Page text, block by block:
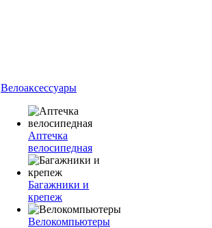
Велоаксессуары
Аптечка
велосипедная
Багажники и
крепеж
Велокомпьютеры